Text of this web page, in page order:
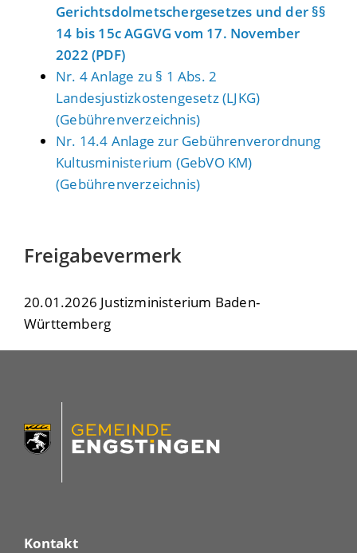
Gerichtsdolmetschergesetzes und der §§
14 bis 15c AGGVG vom 17. November
2022 (PDF)
Nr. 4 Anlage zu § 1 Abs. 2
Landesjustizkostengesetz (LJKG)
(Gebührenverzeichnis)
Nr. 14.4 Anlage zur Gebührenverordnung
Kultusministerium (GebVO KM)
(Gebührenverzeichnis)
Freigabevermerk
20.01.2026 Justizministerium Baden-
Württemberg
Kontakt